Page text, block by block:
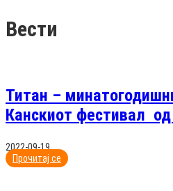
Вести
Титан –
Канскиот фестивал
2022-09-19
Прочитај се